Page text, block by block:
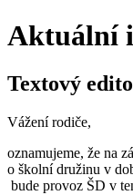
Aktuální
Textový
Vážení rodiče,
oznamujeme, že na
o školní družinu v
bude provoz ŠD v